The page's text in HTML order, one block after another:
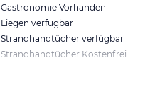
Gastronomie Vorhanden
Liegen verfügbar
Strandhandtücher verfügbar
Strandhandtücher Kostenfrei